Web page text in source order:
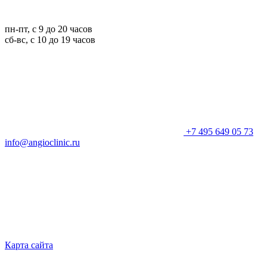
пн-пт, с 9 до 20 часов
сб-вс, с 10 до 19 часов
+7 495 649 05 73
info@angioclinic.ru
Карта сайта